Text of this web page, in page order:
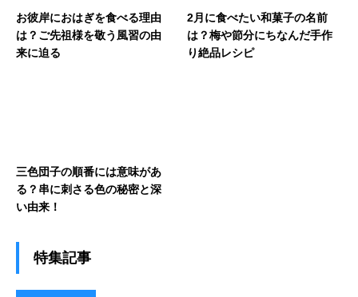
お彼岸におはぎを食べる理由
は？ご先祖様を敬う風習の由
来に迫る
2月に食べたい和菓子の名前
は？梅や節分にちなんだ手作
り絶品レシピ
三色団子の順番には意味があ
る？串に刺さる色の秘密と深
い由来！
特集記事